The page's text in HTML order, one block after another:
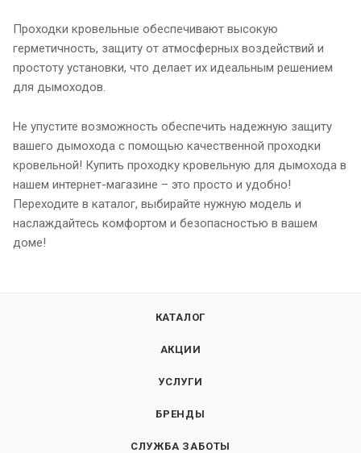
Проходки кровельные обеспечивают высокую
герметичность, защиту от атмосферных воздействий и
простоту установки, что делает их идеальным решением
для дымоходов.
Не упустите возможность обеспечить надежную защиту
вашего дымохода с помощью качественной проходки
кровельной! Купить проходку кровельную для дымохода в
нашем интернет-магазине – это просто и удобно!
Переходите в каталог, выбирайте нужную модель и
наслаждайтесь комфортом и безопасностью в вашем
доме!
КАТАЛОГ
АКЦИИ
УСЛУГИ
БРЕНДЫ
СЛУЖБА ЗАБОТЫ